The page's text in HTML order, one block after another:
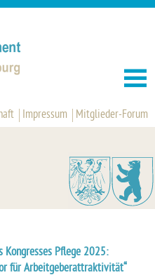
Impressum Mitglieder-Forum
Kongresses Pflege 2025:
für Arbeitgeberattraktivität“